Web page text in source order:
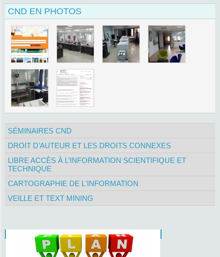
CND EN PHOTOS
SÉMINAIRES CND
DROIT D’AUTEUR ET LES DROITS CONNEXES
LIBRE ACCÈS À L’INFORMATION SCIENTIFIQUE ET
TECHNIQUE
CARTOGRAPHIE DE L'INFORMATION
VEILLE ET TEXT MINING